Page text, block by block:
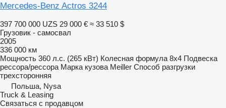
Mercedes-Benz Actros 3244
397 700 000 UZS 29 000 € ≈ 33 510 $
Грузовик - самосвал
2005
336 000 км
Мощность 360 л.с. (265 кВт) Колесная формула 8x4 Подвеска
рессора/рессора Марка кузова Meiller Способ разгрузки
трехсторонняя
Польша, Nysa
Truck & Leasing
Связаться с продавцом